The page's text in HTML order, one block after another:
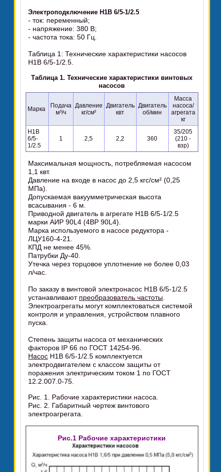
Электроподключение Н1В 6/5-1/2.5
- ток: переменный;
- напряжение: 380 В;
- частота тока: 50 Гц.
Таблица 1: Технические характеристики насосов
Н1В 6/5-1/2.5.
Таблица 1. Технические характеристики винтовых
насосов
Марка
Подача
м³/ч
Давление
кг/см²
Двигатель
квт
Двигатель
об/мин
Масса
насоса/
агрегата
кг
Н1В
6/5-
1/2.5
1 2,5 2,2 360
35/205
(210 -
взр)
Максимальная мощность, потребляемая насосом
1,1 квт.
Давление на входе в насос до 2,5 кгс/см² (0,25
МПа).
Допускаемая вакуумметрическая высота
всасывания - 6 м.
Приводной двигатель в агрегате Н1В 6/5-1/2.5
марки АИР 90L4 (4ВР 90L4).
Марка используемого в насосе редуктора -
ЛЦУ160-4-21.
КПД не менее 45%.
Патрубки Ду-40.
Утечка через торцовое уплотнение не более 0,03
л/час.
По заказу в винтовой электронасос Н1В 6/5-1/2.5
устанавливают преобразователь частоты
Электроагрегаты могут комплектоваться системой
контроля и управления, устройством плавного
пуска.
Степень защиты насоса от механических
факторов IP 66 по ГОСТ 14254-96.
Насос Н1В 6/5-1/2.5 комплектуется
электродвигателем с классом защиты от
поражения электрическим током 1 по ГОСТ
12.2.007.0-75.
Рис. 1. Рабочие характеристики насоса.
Рис. 2. Габаритный чертеж винтового
электроагрегата.
Рис.1 Рабочие характеристики